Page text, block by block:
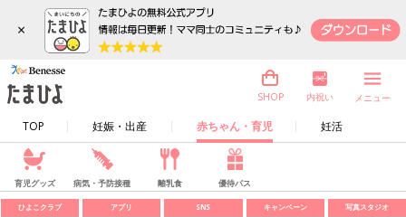
×
TOP 妊娠・出産 赤ちゃん・育児 妊活
SHOP 内祝い メニュー
育児グッズ 病気・予防接種 離乳食 優待パス
ひよこクラブ アプリ SNS キャンペーン 写真スタジオ